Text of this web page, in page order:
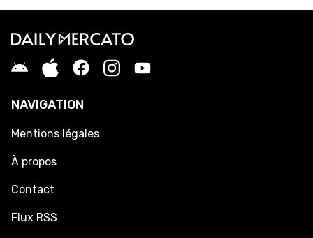
NAVIGATION
Mentions légales
À propos
Contact
Flux RSS